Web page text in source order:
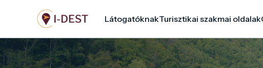
tartalomra
LátogatóknakTurisztikai szakmai oldalak